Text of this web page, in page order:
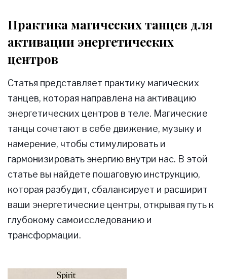
Практика магических танцев для
активации энергетических
центров
Статья представляет практику магических
танцев, которая направлена на активацию
энергетических центров в теле. Магические
танцы сочетают в себе движение, музыку и
намерение, чтобы стимулировать и
гармонизировать энергию внутри нас. В этой
статье вы найдете пошаговую инструкцию,
которая разбудит, сбалансирует и расширит
ваши энергетические центры, открывая путь к
глубокому самоисследованию и
трансформации.